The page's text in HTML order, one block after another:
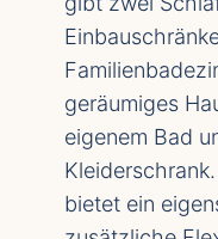
geräumiges
eigenem Bad
bietet ein